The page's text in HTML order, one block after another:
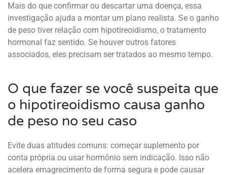
Mais do que confirmar ou descartar uma doença, essa
investigação ajuda a montar um plano realista. Se o ganho
de peso tiver relação com hipotireoidismo, o tratamento
hormonal faz sentido. Se houver outros fatores
associados, eles precisam ser tratados ao mesmo tempo.
O que fazer se você suspeita que
o hipotireoidismo causa ganho
de peso no seu caso
Evite duas atitudes comuns: começar suplemento por
conta própria ou usar hormônio sem indicação. Isso não
acelera emagrecimento de forma segura e pode causar